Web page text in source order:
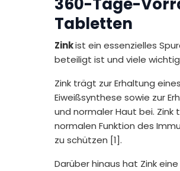
Tabletten
Zinkist ein essenzielles
beteiligt ist und viele
Zink trägt zur Erhaltung
Eiweißsynthese sowie zur
und normaler Haut bei.
normalen Funktion des
zu schützen [1].
Darüber hinaus hat Zink